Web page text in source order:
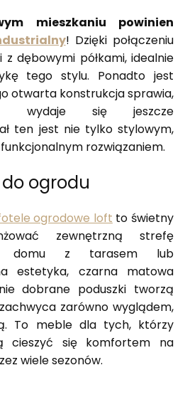
mieszkaniu powinien
! Dzięki połączeniu
dębowymi półkami, idealnie
tego stylu. Ponadto jest
otwarta konstrukcja sprawia,
wydaje się jeszcze
ten jest nie tylko stylowym,
rozwiązaniem.
ogrodu
ogrodowe loft to świetny
zewnętrzną strefę
domu z tarasem lub
estetyka, czarna matowa
dobrane poduszki tworzą
zarówno wyglądem,
To meble dla tych, którzy
cieszyć się komfortem na
wiele sezonów.